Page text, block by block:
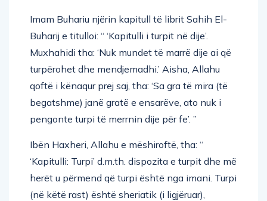
Imam Buhariu njërin kapitull të librit Sahih El-
Buharij e titulloi: “ ‘Kapitulli i turpit në dije’.
Muxhahidi tha: ‘Nuk mundet të marrë dije ai që
turpërohet dhe mendjemadhi.’ Aisha, Allahu
qoftë i kënaqur prej saj, tha: ‘Sa gra të mira (të
begatshme) janë gratë e ensarëve, ato nuk i
pengonte turpi të merrnin dije për fe’. ”
Ibën Haxheri, Allahu e mëshiroftë, tha: “
‘Kapitulli: Turpi’ d.m.th. dispozita e turpit dhe më
herët u përmend që turpi është nga imani. Turpi
(në këtë rast) është sheriatik (i ligjëruar),